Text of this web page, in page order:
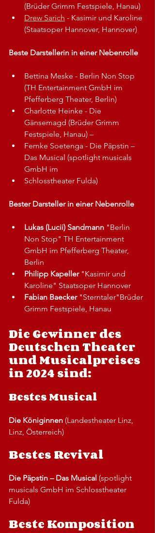
(Brüder Grimm Festspiele, Hanau)
Drew Sarich - Kasimir und Karoline
(Staatsoper Hannover, Hannover)
Beste Darstellerin in einer Nebenrolle
Bettina Meske - Berlin Non Stop
(TH Entertainment GmbH im
Pfefferberg Theater, Berlin)
Charlotte Heinke - Die
Gänsemagd (Brüder Grimm
Festspiele, Hanau) –
Femke Soetenga - Die Päpstin –
Das Musical (spotlight musicals
GmbH im
Schlosstheater Fulda)
Bester Darsteller in einer Nebenrolle
Lukas (Lucii) Sandmann "Berlin
Non Stop" TH Entertainment
GmbH im Pfefferberg Theater,
Berlin
Philipp Kapeller​ "Kasimir und
Karoline" Staatsoper Hannover
Fabian Baecker "Sterntaler"Brüder
Grimm Festspiele, Hanau
Die Gewinner des
Deutschen Theater
und Musicalpreises
in 2024 sind:
Bestes Musical
Die Königinnen (Landestheater Linz,
Linz, Österreich)
Bestes Revival
Die Päpstin – Das Musical (spotlight
musicals GmbH im Schlosstheater
Fulda)
Beste Komposition